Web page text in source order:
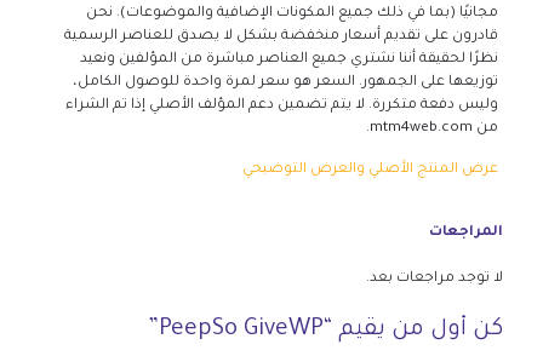
مجانيًا (بما في ذلك جميع المكونات الإضافية والموضوعات). نحن
قادرون على تقديم أسعار منخفضة بشكل لا يصدق للعناصر الرسمية
نظرًا لحقيقة أننا نشتري جميع العناصر مباشرة من المؤلفين ونعيد
توزيعها على الجمهور. السعر هو سعر لمرة واحدة للوصول الكامل،
وليس دفعة متكررة. لا يتم تضمين دعم المؤلف الأصلي إذا تم الشراء
من mtm4web.com.
عرض المنتج الأصلي والعرض التوضيحي
المراجعات
لا توجد مراجعات بعد.
كن أول من يقيم “PeepSo GiveWP”